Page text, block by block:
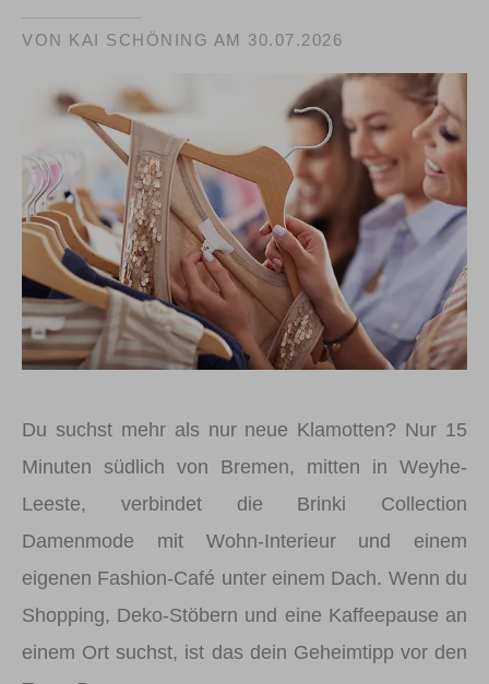
VON KAI SCHÖNING AM 30.07.2026
Du suchst mehr als nur neue Klamotten? Nur 15
Minuten südlich von Bremen, mitten in Weyhe-
Leeste, verbindet die Brinki Collection
Damenmode mit Wohn-Interieur und einem
eigenen Fashion-Café unter einem Dach. Wenn du
Shopping, Deko-Stöbern und eine Kaffeepause an
einem Ort suchst, ist das dein Geheimtipp vor den